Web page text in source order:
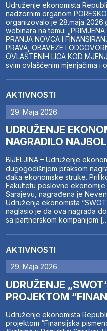
Udruženje ekonomista
nadzornim organom
organizovalo je 28.maja
webinara na temu: „PRIMJENA
PRANJA NOVCA I
PRAVA, OBAVEZE I
OVLAŠTENIH LICA KOD
svim ovlašćenim mjenjačima i
AKTIVNOSTI
29. Maja 2026.
UDRUŽENJE
NAGRADILO
BIJELJINA – Udruženje
dugogodišnjom praksom
đaka ekonomske struke.
Fakultetu poslovne
Sarajevu, nagrađena je
Udruženja ekonomista
naglasio je da ova nagrada
sa partnerskom kompanijom
AKTIVNOSTI
29. Maja 2026.
UDRUŽENJE
PROJEKTOM
Udruženje ekonomista
projektom “Finansijska